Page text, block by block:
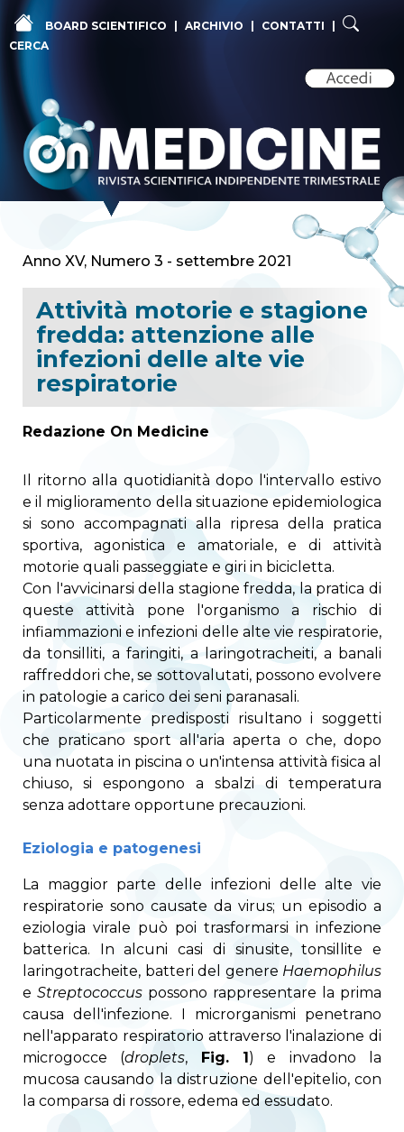
BOARD SCIENTIFICO ARCHIVIO CONTATTI
CERCA
Anno XV, Numero 3 - settembre 2021
Attività motorie e stagione
fredda: attenzione alle
infezioni delle alte vie
respiratorie
Redazione On Medicine
Il ritorno alla quotidianità dopo l'intervallo estivo
e il miglioramento della situazione epidemiologica
si sono accompagnati alla ripresa della pratica
sportiva, agonistica e amatoriale, e di attività
motorie quali passeggiate e giri in bicicletta.
Con l'avvicinarsi della stagione fredda, la pratica di
queste attività pone l'organismo a rischio di
infiammazioni e infezioni delle alte vie respiratorie,
da tonsilliti, a faringiti, a laringotracheiti, a banali
raffreddori che, se sottovalutati, possono evolvere
in patologie a carico dei seni paranasali.
Particolarmente predisposti risultano i soggetti
che praticano sport all'aria aperta o che, dopo
una nuotata in piscina o un'intensa attività fisica al
chiuso, si espongono a sbalzi di temperatura
senza adottare opportune precauzioni.
Eziologia e patogenesi
La maggior parte delle infezioni delle alte vie
respiratorie sono causate da virus; un episodio a
eziologia virale può poi trasformarsi in infezione
batterica. In alcuni casi di sinusite, tonsillite e
laringotracheite, batteri del genere Haemophilus
e Streptococcus possono rappresentare la prima
causa dell'infezione. I microrganismi penetrano
nell'apparato respiratorio attraverso l'inalazione di
microgocce (droplets, Fig. 1 ) e invadono la
mucosa causando la distruzione dell'epitelio, con
la comparsa di rossore, edema ed essudato.